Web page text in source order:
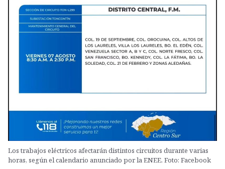
Los trabajos eléctricos afectarán distintos circuitos durante varias
horas, según el calendario anunciado por la ENEE. Foto: Facebook